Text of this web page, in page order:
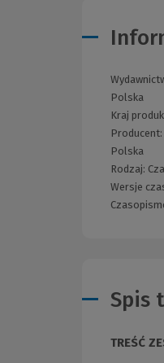
Polska
Kraj
Producent:
Polska
Rodzaj:
Wersje
Spis
TREŚĆ